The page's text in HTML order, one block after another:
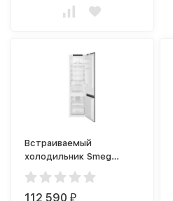
Встраиваемый
холодильник Smeg
C8194TNE
112 590₽